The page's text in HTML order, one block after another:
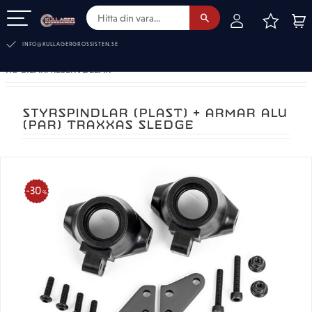
INFO@KULLAGERGROSSISTEN.SE
RC-BILAR. RESERVDELAR
STYRSPINDLAR (PLAST) + ARMAR ALU
(PAR) TRAXXAS SLEDGE
30 %